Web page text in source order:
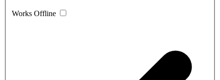
Works Offline